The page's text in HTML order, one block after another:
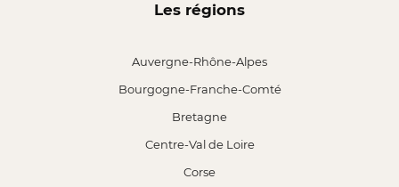
Les régions
Auvergne-Rhône-Alpes
Bourgogne-Franche-Comté
Bretagne
Centre-Val de Loire
Corse